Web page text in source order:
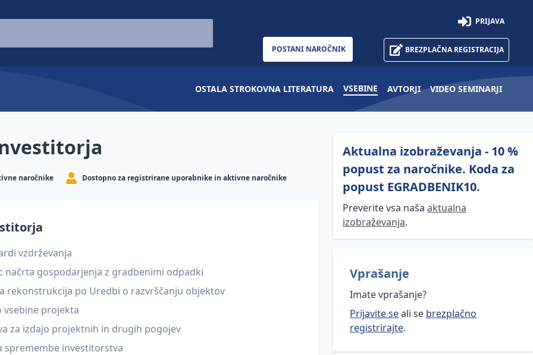
POSTANI NAROČNIK
PRIJAVA
BREZPLAČNA REGISTRACIJA
OSTALA STROKOVNA LITERATURA VSEBINE AVTORJI VIDEO SEMINARJI
naročnike Dostopno za registrirane uporabnike in aktivne naročnike
vzdrževanja
načrta gospodarjenja z gradbenimi odpadki
rekonstrukcija po Uredbi o razvrščanju objektov
vsebine projekta
za izdajo projektnih in drugih pogojev
spremembe investitorstva
Aktualna izobraževanja - 10 %
popust za naročnike. Koda za
popust EGRADBENIK10.
Preverite vsa naša aktualna
izobraževanja.
Vprašanje
Imate vprašanje?
Prijavite seali se brezplačno
registrirajte.